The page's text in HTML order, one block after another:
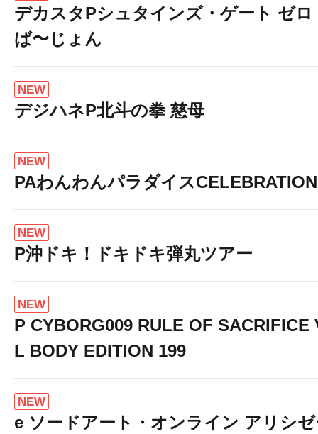
デカスタPシュタインズ・ゲート ゼ
ば〜じょん
NEW
デジハネP北斗の拳 慈母
NEW
PAわんわんパラダイスCELEBRATION
NEW
P沖ドキ！ドキドキ弾丸ツアー
NEW
P CYBORG009 RULE OF SACRIFICE
L BODY EDITION 199
NEW
e ソードアート・オンライン アリシ